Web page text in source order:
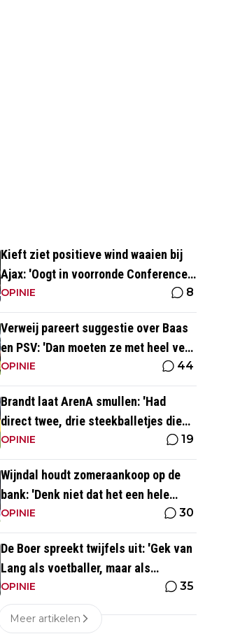
Kieft ziet positieve wind waaien bij
Ajax: 'Oogt in voorronde Conference
League fris en energiek'
OPINIE 8
Verweij pareert suggestie over Baas
en PSV: 'Dan moeten ze met heel veel
geld over de brug komen'
OPINIE 44
Brandt laat ArenA smullen: 'Had
direct twee, drie steekballetjes die
gewoon perfect waren'
OPINIE 19
Wijndal houdt zomeraankoop op de
bank: 'Denk niet dat het een hele
goede verdediger is'
OPINIE 30
De Boer spreekt twijfels uit: 'Gek van
Lang als voetballer, maar als
persoonlijkheid niet'
OPINIE 35
Meer artikelen